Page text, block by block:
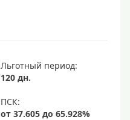
Льготный период:
120 дн.